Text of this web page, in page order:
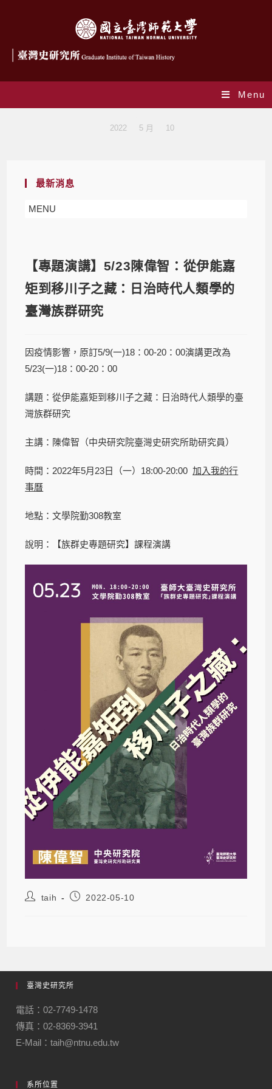
Menu
2022 5 月 10
最新消息
MENU
【專題演講】5/23陳偉智：從伊能嘉
矩到移川子之藏：日治時代人類學的
臺灣族群研究
因疫情影響，原訂5/9(一)18：00-20：00演講更改為
5/23(一)18：00-20：00
講題：從伊能嘉矩到移川子之藏：日治時代人類學的臺
灣族群研究
主講：陳偉智（中央研究院臺灣史研究所助研究員）
時間：2022年5月23日（一）18:00-20:00加入我的行
事曆
地點：文學院勤308教室
說明：【族群史專題研究】課程演講
taih 2022-05-10
臺灣史研究所
電話：02-7749-1478
傳真：02-8369-3941
E-Mail：taih@ntnu.edu.tw
系所位置